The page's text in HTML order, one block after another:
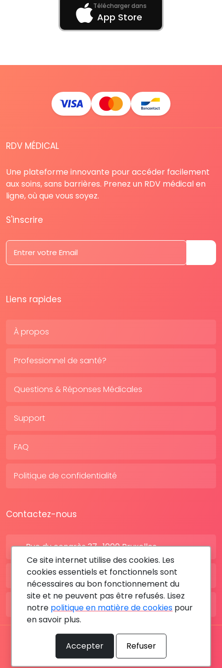
Télécharger dans
App Store
RDV MÉDICAL
Une plateforme innovante pour accéder facilement
aux soins, sans barrières. Prenez un RDV médical en
ligne, où que vous soyez.
S'inscrire
Liens rapides
À propos
Professionnel de santé?
Questions & Réponses Médicales
Support
FAQ
Politique de confidentialité
Contactez-nous
Rue du congrès 37 , 1000 Bruxelles
BE: +32 28080227
FR: +33 183642895
Tous les droits sont réservés © 2026 RDV MÉDICAL By
MediaSatCom
Ce site internet utilise des cookies. Les
cookies essentiels et fonctionnels sont
nécessaires au bon fonctionnement du
site et ne peuvent pas être refusés. Lisez
notre politique en matière de cookies pour
en savoir plus.
Accepter Refuser